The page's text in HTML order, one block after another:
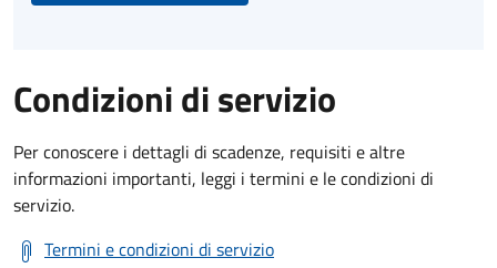
Condizioni di servizio
Per conoscere i dettagli di scadenze, requisiti e altre
informazioni importanti, leggi i termini e le condizioni di
servizio.
Termini e condizioni di servizio